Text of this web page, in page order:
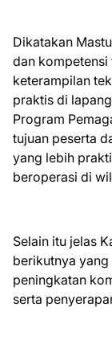
Dikatakan
dan kompetensi
keterampilan
praktis di
Program
tujuan peserta
yang lebih
beroperasi di
Selain itu jelas
berikutnya
peningkatan
serta